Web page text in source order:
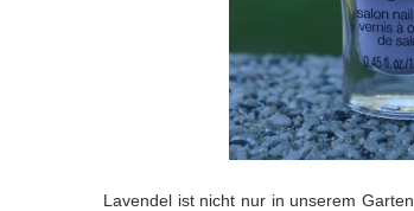
Lavendel ist nicht nur in unserem